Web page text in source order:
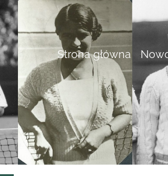
Strona główna